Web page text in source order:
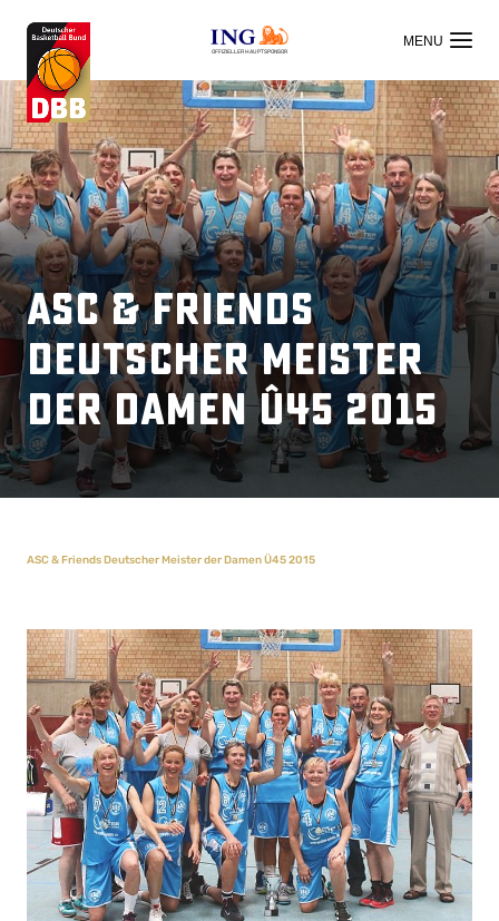
OFFIZIELLER HAUPTSPONSOR
ASC & Friends
Deutscher Meister
der Damen Ü45 2015
ASC & Friends Deutscher Meister der Damen Ü45 2015